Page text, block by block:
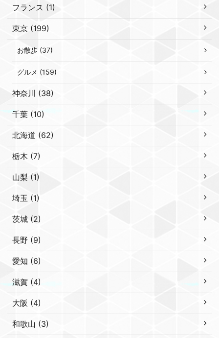
フランス (1)
東京 (199)
お散歩 (37)
グルメ (159)
神奈川 (38)
千葉 (10)
北海道 (62)
栃木 (7)
山梨 (1)
埼玉 (1)
茨城 (2)
長野 (9)
愛知 (6)
滋賀 (4)
大阪 (4)
和歌山 (3)